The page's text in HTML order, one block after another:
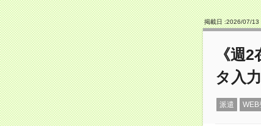
掲載日 :2026/07/13
《週
タ入
派遣 WEB